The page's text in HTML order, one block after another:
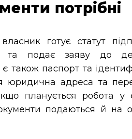
потрібні
готує статут
та подає заяву до
також паспорт та
юридична адреса та
планується робота у
подаються й на